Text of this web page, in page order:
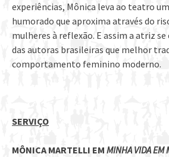
experiências, Mônica leva ao teatro
humorado que aproxima através do
mulheres à reflexão. E assim a atriz
das autoras brasileiras que melhor
comportamento feminino moderno.
SERVIÇO
MÔNICA MARTELLI EM MINHA VIDA EM